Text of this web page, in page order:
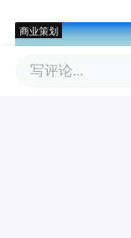
商业策划
写评论...